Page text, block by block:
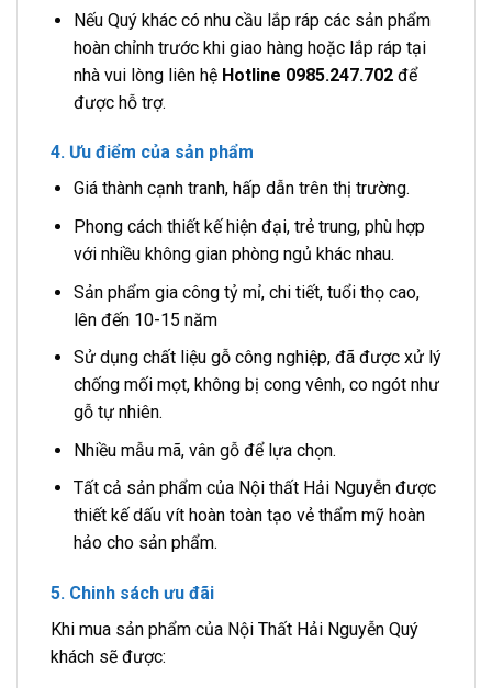
Nếu Quý khác có nhu cầu lắp ráp các sản phẩm
hoàn chỉnh trước khi giao hàng hoặc lắp ráp tại
nhà vui lòng liên hệ Hotline 0985.247.702 để
được hỗ trợ.
4. Ưu điểm của sản phẩm
Giá thành cạnh tranh, hấp dẫn trên thị trường.
Phong cách thiết kế hiện đại, trẻ trung, phù hợp
với nhiều không gian phòng ngủ khác nhau.
Sản phẩm gia công tỷ mỉ, chi tiết, tuổi thọ cao,
lên đến 10-15 năm
Sử dụng chất liệu gỗ công nghiệp, đã được xử lý
chống mối mọt, không bị cong vênh, co ngót như
gỗ tự nhiên.
Nhiều mẫu mã, vân gỗ để lựa chọn.
Tất cả sản phẩm của Nội thất Hải Nguyễn được
thiết kế dấu vít hoàn toàn tạo vẻ thẩm mỹ hoàn
hảo cho sản phẩm.
5. Chinh sách ưu đãi
Khi mua sản phẩm của Nội Thất Hải Nguyễn Quý
khách sẽ được: